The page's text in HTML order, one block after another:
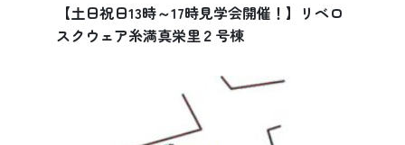
【土日祝日13時～17時見学会開催！】リベロ
スクウェア糸満真栄里２号棟